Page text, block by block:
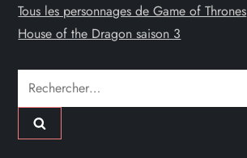
Tous les personnages de Game of Thrones
House of the Dragon saison 3
Rechercher :